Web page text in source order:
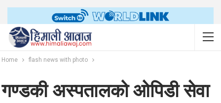
Home flash news with photo
गण्डकी अस्पतालको ओपिडी सेवा